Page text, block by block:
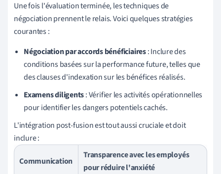
Une fois l'évaluation terminée, les techniques de
négociation prennent le relais. Voici quelques stratégies
courantes :
Négociation par accords bénéficiaires: Inclure des
conditions basées sur la performance future, telles que
des clauses d'indexation sur les bénéfices réalisés.
Examens diligents: Vérifier les activités opérationnelles
pour identifier les dangers potentiels cachés.
L'intégration post-fusion est tout aussi cruciale et doit
inclure :
Communication
Transparence avec les employés
pour réduire l'anxiété